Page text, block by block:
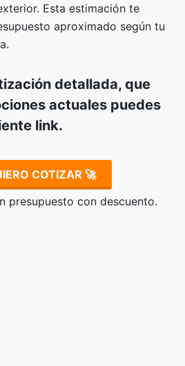
Esta estimación te
aproximado según tu
detallada, que
actuales puedes
link.
COTIZAR 🚀
presupuesto con descuento.